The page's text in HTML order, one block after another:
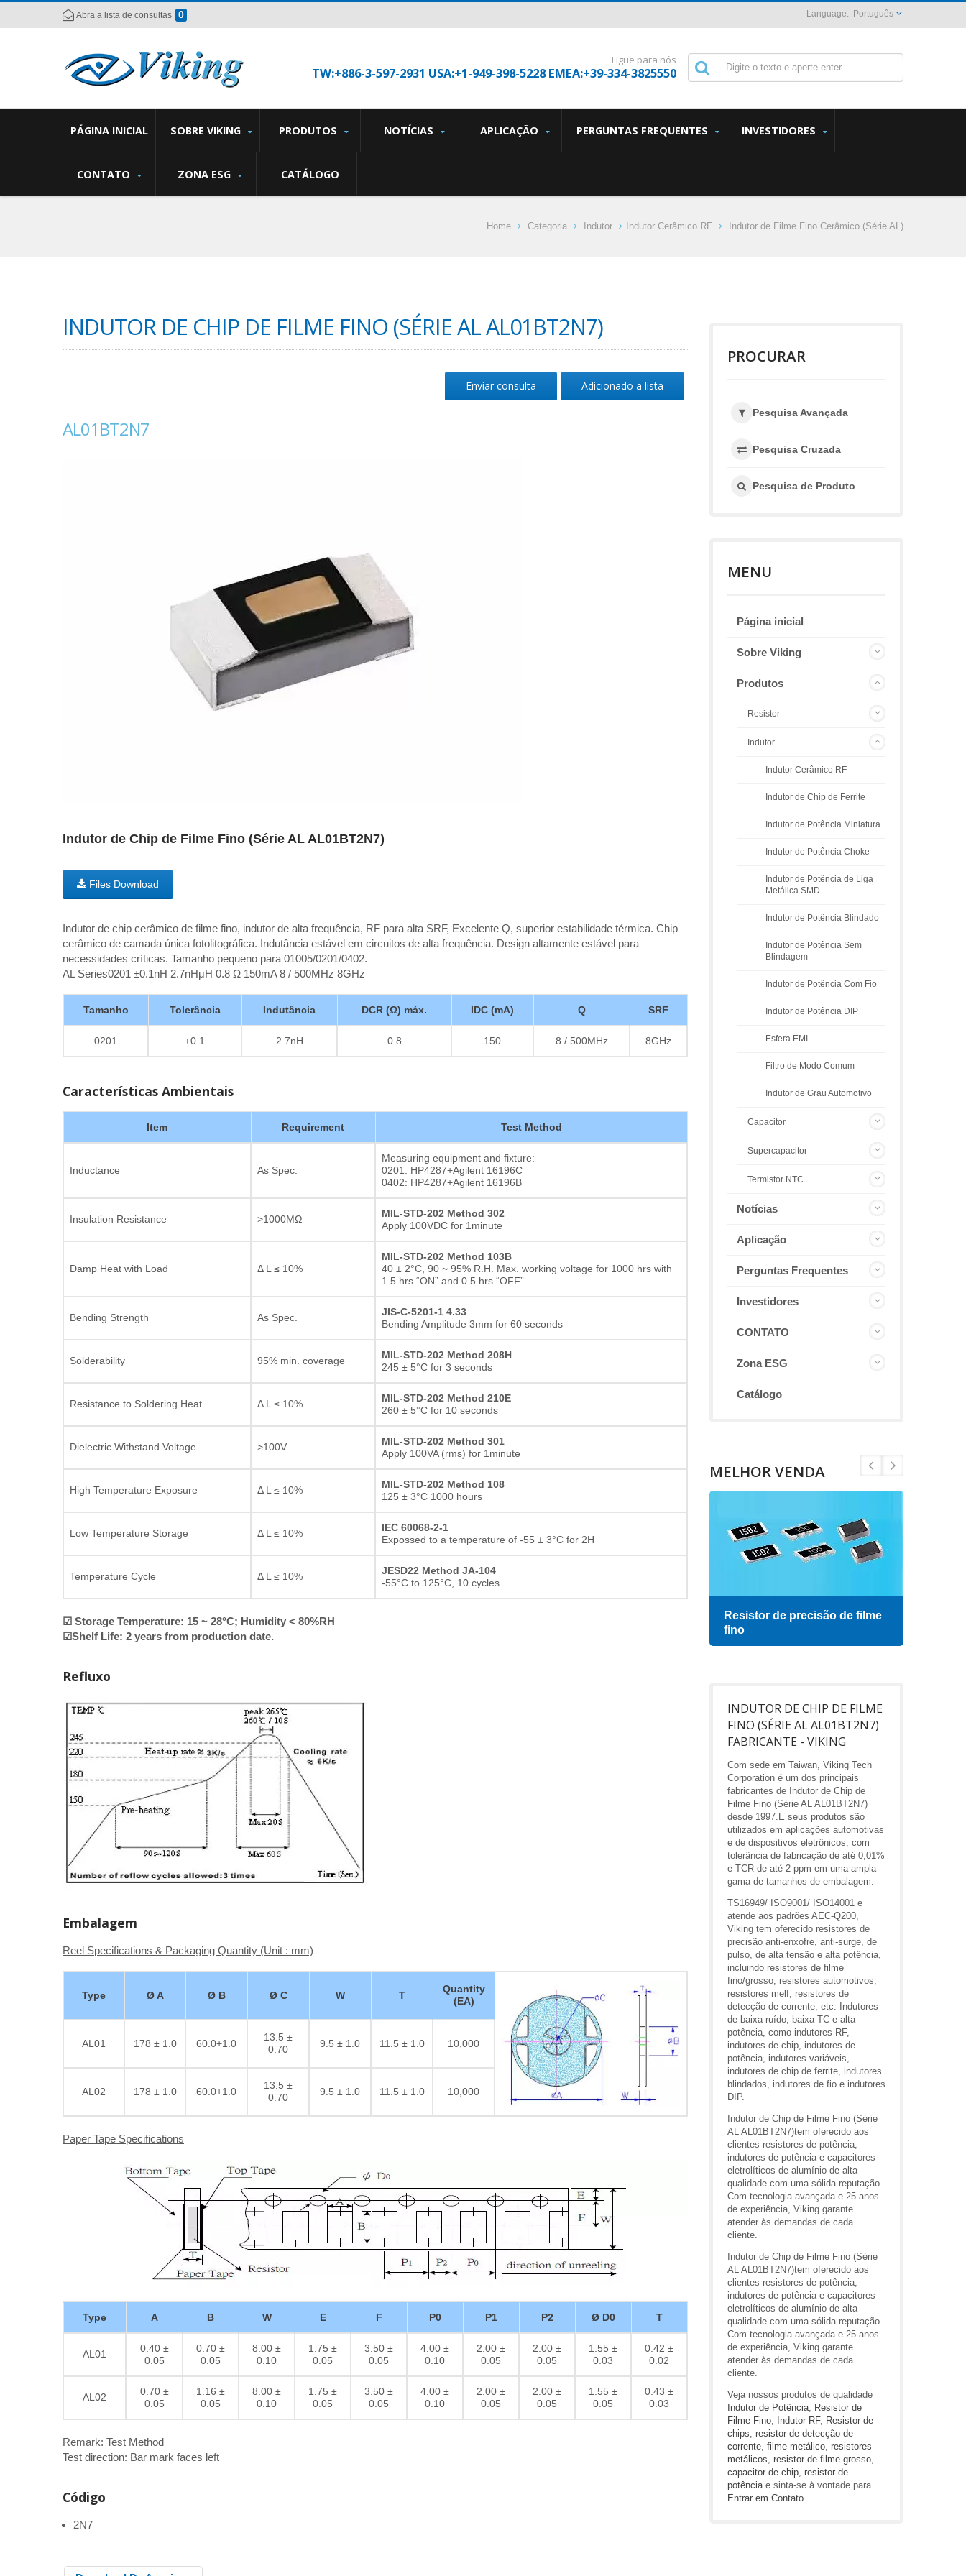
Abra a lista de consultas 0 Português
Ligue para nós
TW:+886-3-597-2931 USA:+1-949-398-5228 EMEA:+39-334-3825550
PÁGINA INICIAL SOBRE VIKING PRODUTOS NOTÍCIAS APLICAÇÃO PERGUNTAS FREQUENTES INVESTIDORES
CONTATO ZONA ESG CATÁLOGO
Home Categoria Indutor Indutor Cerâmico RF Indutor de Filme Fino Cerâmico (Série AL)
INDUTOR DE CHIP DE FILME FINO (SÉRIE AL AL01BT2N7)
Enviar consulta Adicionado a lista
AL01BT2N7
Indutor de Chip de Filme Fino (Série AL AL01BT2N7)
Files Download
Indutor de chip cerâmico de filme fino, indutor de alta frequência, RF para alta SRF, Excelente Q, superior estabilidade térmica. Chip
cerâmico de camada única fotolitográfica. Indutância estável em circuitos de alta frequência. Design altamente estável para
necessidades críticas. Tamanho pequeno para 01005/0201/0402.
AL Series0201 ±0.1nH 2.7nHμH 0.8 Ω 150mA 8 / 500MHz 8GHz
Tamanho Tolerância Indutância DCR (Ω) máx. IDC (mA) Q SRF
0201 ±0.1 2.7nH 0.8 150 8 / 500MHz 8GHz
Características Ambientais
Item Requirement Test Method
Inductance As Spec.
Measuring equipment and fixture:
0201: HP4287+Agilent 16196C
0402: HP4287+Agilent 16196B
Insulation Resistance >1000MΩ
MIL-STD-202 Method 302
Apply 100VDC for 1minute
Damp Heat with Load Δ L ≤ 10%
MIL-STD-202 Method 103B
40 ± 2°C, 90 ~ 95% R.H. Max. working voltage for 1000 hrs with
1.5 hrs “ON” and 0.5 hrs “OFF”
Bending Strength As Spec.
JIS-C-5201-1 4.33
Bending Amplitude 3mm for 60 seconds
Solderability 95% min. coverage
MIL-STD-202 Method 208H
245 ± 5°C for 3 seconds
Resistance to Soldering Heat Δ L ≤ 10%
MIL-STD-202 Method 210E
260 ± 5°C for 10 seconds
Dielectric Withstand Voltage >100V
MIL-STD-202 Method 301
Apply 100VA (rms) for 1minute
High Temperature Exposure Δ L ≤ 10%
MIL-STD-202 Method 108
125 ± 3°C 1000 hours
Low Temperature Storage Δ L ≤ 10%
IEC 60068-2-1
Expossed to a temperature of -55 ± 3°C for 2H
Temperature Cycle Δ L ≤ 10%
JESD22 Method JA-104
-55°C to 125°C, 10 cycles
☑ Storage Temperature: 15 ~ 28°C; Humidity < 80%RH
☑Shelf Life: 2 years from production date.
Refluxo
Embalagem
Reel Specifications & Packaging Quantity (Unit : mm)
Type Ø A Ø B Ø C W T
Quantity
(EA)
AL01 178 ± 1.0 60.0+1.0
13.5 ±
0.70
9.5 ± 1.0 11.5 ± 1.0 10,000
AL02 178 ± 1.0 60.0+1.0
13.5 ±
0.70
9.5 ± 1.0 11.5 ± 1.0 10,000
Paper Tape Specifications
Type A B W E F P0 P1 P2 Ø D0 T
AL01
0.40 ±
0.05
0.70 ±
0.05
8.00 ±
0.10
1.75 ±
0.05
3.50 ±
0.05
4.00 ±
0.10
2.00 ±
0.05
2.00 ±
0.05
1.55 ±
0.03
0.42 ±
0.02
AL02
0.70 ±
0.05
1.16 ±
0.05
8.00 ±
0.10
1.75 ±
0.05
3.50 ±
0.05
4.00 ±
0.10
2.00 ±
0.05
2.00 ±
0.05
1.55 ±
0.05
0.43 ±
0.03
Remark: Test Method
Test direction: Bar mark faces left
Código
2N7
PROCURAR
Pesquisa Avançada
Pesquisa Cruzada
Pesquisa de Produto
MENU
Página inicial
Sobre Viking
Produtos
Resistor
Indutor
Indutor Cerâmico RF
Indutor de Chip de Ferrite
Indutor de Potência Miniatura
Indutor de Potência Choke
Indutor de Potência de Liga
Metálica SMD
Indutor de Potência Blindado
Indutor de Potência Sem
Blindagem
Indutor de Potência Com Fio
Indutor de Potência DIP
Esfera EMI
Filtro de Modo Comum
Indutor de Grau Automotivo
Capacitor
Supercapacitor
Termistor NTC
Notícias
Aplicação
Perguntas Frequentes
Investidores
CONTATO
Zona ESG
Catálogo
MELHOR VENDA
Resistor de precisão de filme
fino
INDUTOR DE CHIP DE FILME
FINO (SÉRIE AL AL01BT2N7)
FABRICANTE - VIKING
Com sede em Taiwan, Viking Tech
Corporation é um dos principais
fabricantes de Indutor de Chip de
Filme Fino (Série AL AL01BT2N7)
desde 1997.E seus produtos são
utilizados em aplicações automotivas
e de dispositivos eletrônicos, com
tolerância de fabricação de até 0,01%
e TCR de até 2 ppm em uma ampla
gama de tamanhos de embalagem.
TS16949/ ISO9001/ ISO14001 e
atende aos padrões AEC-Q200,
Viking tem oferecido resistores de
precisão anti-enxofre, anti-surge, de
pulso, de alta tensão e alta potência,
incluindo resistores de filme
fino/grosso, resistores automotivos,
resistores melf, resistores de
detecção de corrente, etc. Indutores
de baixa ruído, baixa TC e alta
potência, como indutores RF,
indutores de chip, indutores de
potência, indutores variáveis,
indutores de chip de ferrite, indutores
blindados, indutores de fio e indutores
DIP.
Indutor de Chip de Filme Fino (Série
AL AL01BT2N7)tem oferecido aos
clientes resistores de potência,
indutores de potência e capacitores
eletrolíticos de alumínio de alta
qualidade com uma sólida reputação.
Com tecnologia avançada e 25 anos
de experiência, Viking garante
atender às demandas de cada
cliente.
Indutor de Chip de Filme Fino (Série
AL AL01BT2N7)tem oferecido aos
clientes resistores de potência,
indutores de potência e capacitores
eletrolíticos de alumínio de alta
qualidade com uma sólida reputação.
Com tecnologia avançada e 25 anos
de experiência, Viking garante
atender às demandas de cada
cliente.
Veja nossos produtos de qualidade
Indutor de Potência, Resistor de
Filme Fino, Indutor RF, Resistor de
chips, resistor de detecção de
corrente, filme metálico, resistores
metálicos, resistor de filme grosso,
capacitor de chip, resistor de
potênciae sinta-se à vontade para
Entrar em Contato.